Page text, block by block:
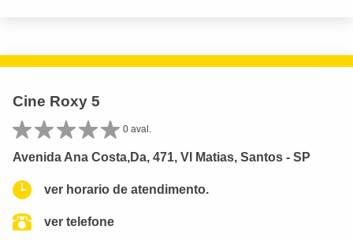
Cine Roxy 5
0 aval.
Avenida Ana Costa,Da, 471, Vl Matias, Santos - SP
ver horario de atendimento.
ver telefone